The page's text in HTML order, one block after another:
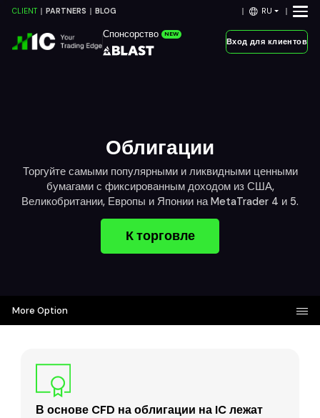
CLIENT PARTNERS BLOG RU
Спонсорство NEW
Вход для клиентов
Облигации
Торгуйте самыми популярными и ликвидными ценными
бумагами с фиксированным доходом из США,
Великобритании, Европы и Японии на MetaTrader 4 и 5.
К торговле
More Option
В основе CFD на облигации на IC лежат